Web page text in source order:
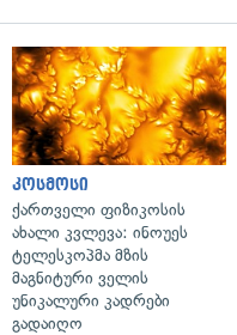
კოსმოსი
ქართველი ფიზიკოსის
ახალი კვლევა: ინოუეს
ტელესკოპმა მზის
მაგნიტური ველის
უნიკალური კადრები
გადაიღო